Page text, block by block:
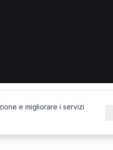
e migliorare i servizi